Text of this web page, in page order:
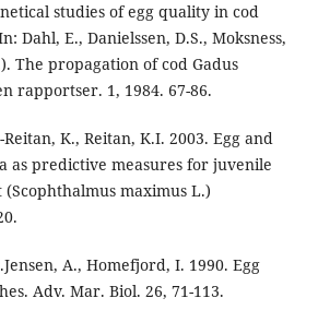
studies of egg quality in cod
Dahl, E., Danielssen, D.S., Moksness,
The propagation of cod Gadus
rapportser. 1, 1984. 67-86.
K., Reitan, K.I. 2003. Egg and
predictive measures for juvenile
maximus L.)
A., Homefjord, I. 1990. Egg
Adv. Mar. Biol. 26, 71-113.